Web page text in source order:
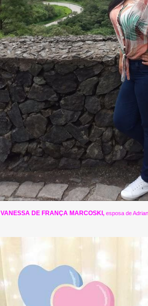
VANESSA DE FRANÇA MARCOSKI , esposa de